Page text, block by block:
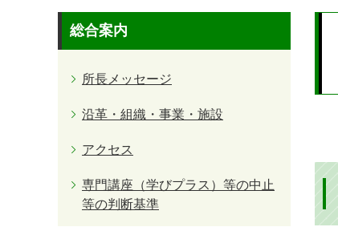
総合案内
所長メッセージ
沿革・組織・事業・施設
アクセス
専門講座（学びプラス）等の中止
等の判断基準